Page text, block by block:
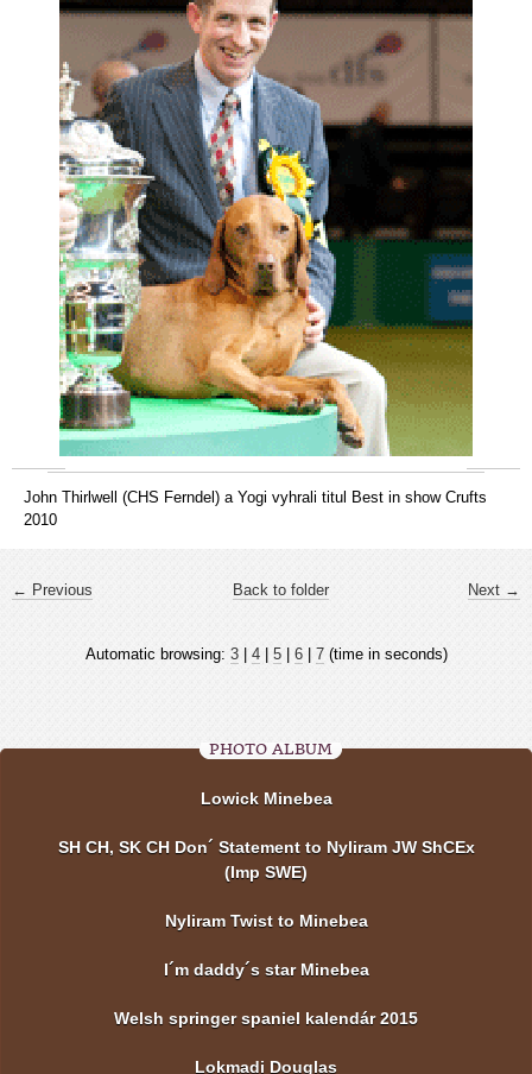
John Thirlwell (CHS Ferndel) a Yogi vyhrali titul Best in show Crufts
2010
← Previous Next →
Back to folder
Automatic browsing: 3| 4| 5| 6| 7(time in seconds)
PHOTO ALBUM
Lowick Minebea
SH CH, SK CH Don´ Statement to Nyliram JW ShCEx
(Imp SWE)
Nyliram Twist to Minebea
I´m daddy´s star Minebea
Welsh springer spaniel kalendár 2015
Lokmadi Douglas